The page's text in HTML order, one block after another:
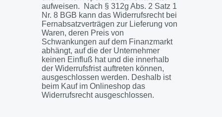
aufweisen. Nach § 312g Abs. 2 Satz 1
Nr. 8 BGB kann das Widerrufsrecht bei
Fernabsatzverträgen zur Lieferung von
Waren, deren Preis von
Schwankungen auf dem Finanzmarkt
abhängt, auf die der Unternehmer
keinen Einfluß hat und die innerhalb
der Widerrufsfrist auftreten können,
ausgeschlossen werden. Deshalb ist
beim Kauf im Onlineshop das
Widerrufsrecht ausgeschlossen.